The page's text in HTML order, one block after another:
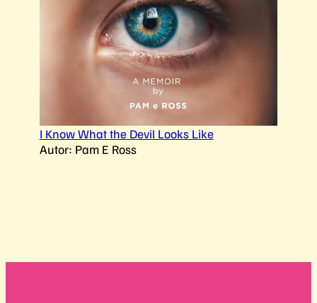
I Know What the Devil Looks Like
Autor: Pam E Ross